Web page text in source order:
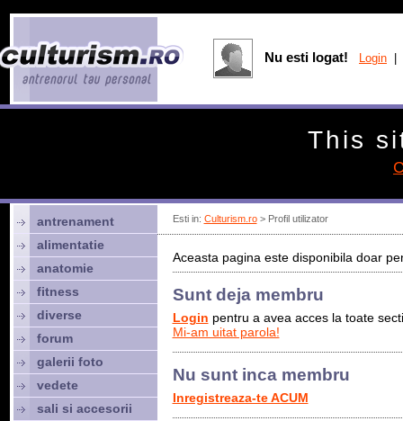
Esti in: Culturism.ro> Profil utilizator
Aceasta pagina este disponibila doar
Sunt deja membru
Login pentru a avea acces la toate
Mi-am uitat parola!
Nu sunt inca membru
Inregistreaza-te ACUM
antrenament
alimentatie
anatomie
fitness
diverse
forum
galerii foto
vedete
sali si accesorii
Nu esti logat! Login
This